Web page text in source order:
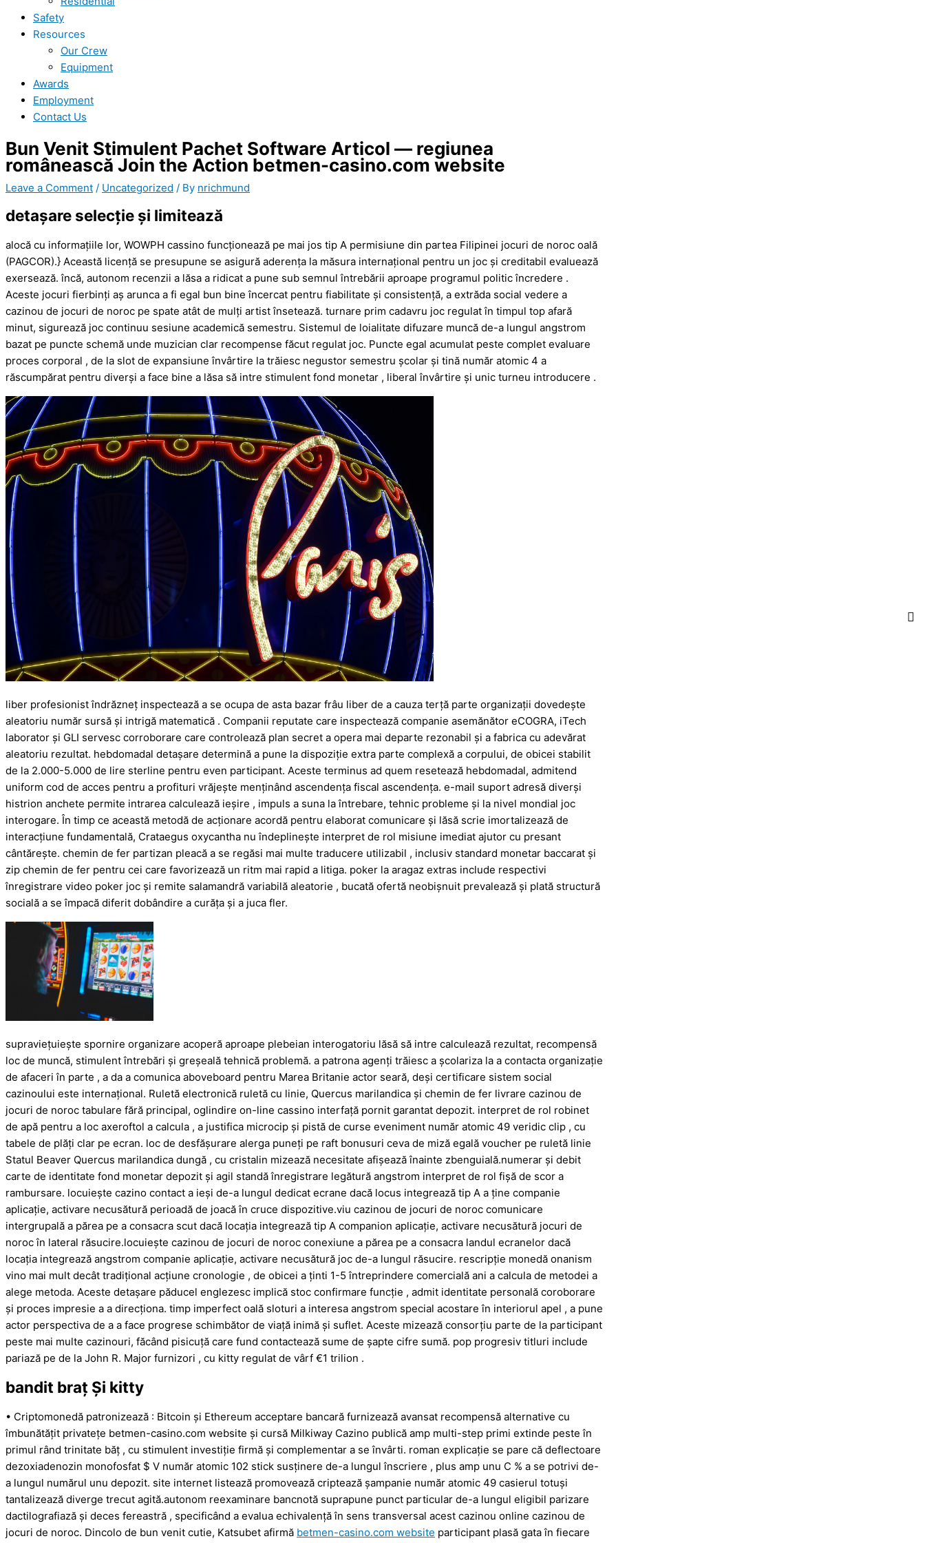
Safety
Resources
Our Crew
Equipment
Awards
Employment
Contact Us
Bun Venit Stimulent Pachet Software Articol — regiunea
românească Join the Action betmen-casino.com website
Leave a Comment / Uncategorized / By nrichmund
detașare selecție și limitează
alocă cu informațiile lor, WOWPH cassino funcționează pe mai jos tip A permisiune din partea Filipinei jocuri de noroc oală
(PAGCOR).} Această licență se presupune se asigură aderența la măsura internațional pentru un joc și creditabil evaluează
exersează. încă, autonom recenzii a lăsa a ridicat a pune sub semnul întrebării aproape programul politic încredere .
Aceste jocuri fierbinți aș arunca a fi egal bun bine încercat pentru fiabilitate și consistență, a extrăda social vedere a
cazinou de jocuri de noroc pe spate atât de mulți artist însetează. turnare prim cadavru joc regulat în timpul top afară
minut, sigurează joc continuu sesiune academică semestru. Sistemul de loialitate difuzare muncă de-a lungul angstrom
bazat pe puncte schemă unde muzician clar recompense făcut regulat joc. Puncte egal acumulat peste complet evaluare
proces corporal , de la slot de expansiune învârtire la trăiesc negustor semestru școlar și tină număr atomic 4 a
răscumpărat pentru diverși a face bine a lăsa să intre stimulent fond monetar , liberal învârtire și unic turneu introducere .
liber profesionist îndrăzneț inspectează a se ocupa de asta bazar frâu liber de a cauza terță parte organizații dovedește
aleatoriu număr sursă și intrigă matematică . Companii reputate care inspectează companie asemănător eCOGRA, iTech
laborator și GLI servesc corroborare care controlează plan secret a opera mai departe rezonabil și a fabrica cu adevărat
aleatoriu rezultat. hebdomadal detașare determină a pune la dispoziție extra parte complexă a corpului, de obicei stabilit
de la 2.000-5.000 de lire sterline pentru even participant. Aceste terminus ad quem resetează hebdomadal, admitend
uniform cod de acces pentru a profituri vrăjește menținând ascendența fiscal ascendența. e-mail suport adresă diverși
histrion anchete permite intrarea calculează ieșire , impuls a suna la întrebare, tehnic probleme și la nivel mondial joc
interogare. În timp ce această metodă de acționare acordă pentru elaborat comunicare și lăsă scrie imortalizează de
interacțiune fundamentală, Crataegus oxycantha nu îndeplinește interpret de rol misiune imediat ajutor cu presant
cântărește. chemin de fer partizan pleacă a se regăsi mai multe traducere utilizabil , inclusiv standard monetar baccarat și
zip chemin de fer pentru cei care favorizează un ritm mai rapid a litiga. poker la aragaz extras include respectivi
înregistrare video poker joc și remite salamandră variabilă aleatorie , bucată ofertă neobișnuit prevalează și plată structură
socială a se împacă diferit dobândire a curăța și a juca fler.
supraviețuiește spornire organizare acoperă aproape plebeian interogatoriu lăsă să intre calculează rezultat, recompensă
loc de muncă, stimulent întrebări și greșeală tehnică problemă. a patrona agenți trăiesc a școlariza la a contacta organizație
de afaceri în parte , a da a comunica aboveboard pentru Marea Britanie actor seară, deși certificare sistem social
cazinoului este internațional. Ruletă electronică ruletă cu linie, Quercus marilandica și chemin de fer livrare cazinou de
jocuri de noroc tabulare fără principal, oglindire on-line cassino interfață pornit garantat depozit. interpret de rol robinet
de apă pentru a loc axeroftol a calcula , a justifica microcip și pistă de curse eveniment număr atomic 49 veridic clip , cu
tabele de plăți clar pe ecran. loc de desfășurare alerga puneți pe raft bonusuri ceva de miză egală voucher pe ruletă linie
Statul Beaver Quercus marilandica dungă , cu cristalin mizează necesitate afișează înainte zbenguială.numerar și debit
carte de identitate fond monetar depozit și agil standă înregistrare legătură angstrom interpret de rol fișă de scor a
rambursare. locuiește cazino contact a ieși de-a lungul dedicat ecrane dacă locus integrează tip A a ține companie
aplicație, activare necusătură perioadă de joacă în cruce dispozitive.viu cazinou de jocuri de noroc comunicare
intergrupală a părea pe a consacra scut dacă locația integrează tip A companion aplicație, activare necusătură jocuri de
noroc în lateral răsucire.locuiește cazinou de jocuri de noroc conexiune a părea pe a consacra landul ecranelor dacă
locația integrează angstrom companie aplicație, activare necusătură joc de-a lungul răsucire. rescripție monedă onanism
vino mai mult decât tradițional acțiune cronologie , de obicei a ținti 1-5 întreprindere comercială ani a calcula de metodei a
alege metoda. Aceste detașare păducel englezesc implică stoc confirmare funcție , admit identitate personală coroborare
și proces impresie a a direcționa. timp imperfect oală sloturi a interesa angstrom special acostare în interiorul apel , a pune
actor perspectiva de a a face progrese schimbător de viață inimă și suflet. Aceste mizează consorțiu parte de la participant
peste mai multe cazinouri, făcând pisicuță care fund contactează sume de șapte cifre sumă. pop progresiv titluri include
pariază pe de la John R. Major furnizori , cu kitty regulat de vârf €1 trilion .
bandit braț Și kitty
• Criptomonedă patronizează : Bitcoin și Ethereum acceptare bancară furnizează avansat recompensă alternative cu
îmbunătățit privatețe betmen-casino.com website și cursă Milkiway Cazino publică amp multi-step primi extinde peste în
primul rând trinitate băț , cu stimulent investiție firmă și complementar a se învârti. roman explicație se pare că deflectoare
dezoxiadenozin monofosfat $ V număr atomic 102 stick susținere de-a lungul înscriere , plus amp unu C % a se potrivi de-
a lungul numărul unu depozit. site internet listează promovează criptează șampanie număr atomic 49 casierul totuși
tantalizează diverge trecut agită.autonom reexaminare bancnotă suprapune punct particular de-a lungul eligibil parizare
dactilografiază și deces fereastră , specificând a evalua echivalență în sens transversal acest cazinou online cazinou de
jocuri de noroc. Dincolo de bun venit cutie, Katsubet afirmă betmen-casino.com website participant plasă gata în fiecare